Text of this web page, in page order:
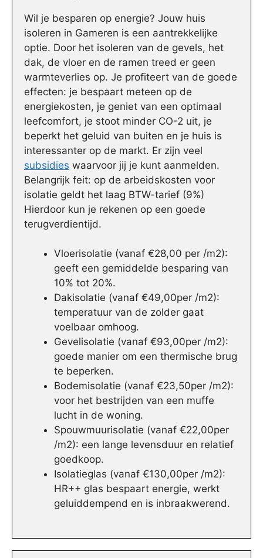
Wil je besparen op energie? Jouw huis
isoleren in Gameren is een aantrekkelijke
optie. Door het isoleren van de gevels, het
dak, de vloer en de ramen treed er geen
warmteverlies op. Je profiteert van de goede
effecten: je bespaart meteen op de
energiekosten, je geniet van een optimaal
leefcomfort, je stoot minder CO-2 uit, je
beperkt het geluid van buiten en je huis is
interessanter op de markt. Er zijn veel
subsidies waarvoor jij je kunt aanmelden.
Belangrijk feit: op de arbeidskosten voor
isolatie geldt het laag BTW-tarief (9%)
Hierdoor kun je rekenen op een goede
terugverdientijd.
Vloerisolatie (vanaf €28,00 per /m2):
geeft een gemiddelde besparing van
10% tot 20%.
Dakisolatie (vanaf €49,00per /m2):
temperatuur van de zolder gaat
voelbaar omhoog.
Gevelisolatie (vanaf €93,00per /m2):
goede manier om een thermische brug
te beperken.
Bodemisolatie (vanaf €23,50per /m2):
voor het bestrijden van een muffe
lucht in de woning.
Spouwmuurisolatie (vanaf €22,00per
/m2): een lange levensduur en relatief
goedkoop.
Isolatieglas (vanaf €130,00per /m2):
HR++ glas bespaart energie, werkt
geluiddempend en is inbraakwerend.